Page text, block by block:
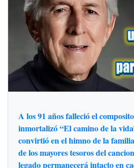
A los 91 años falleció el
inmortalizó “El camino de la
convirtió en el himno de la
de los mayores tesoros del
legado permanecerá intacto en